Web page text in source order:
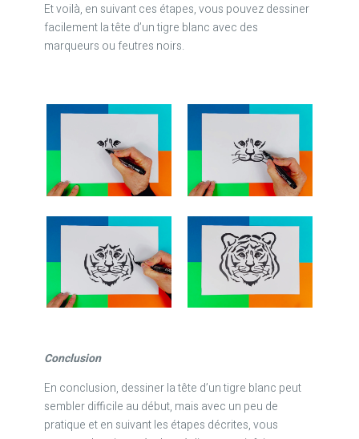
Et voilà, en suivant ces étapes, vous pouvez dessiner
facilement la tête d’un tigre blanc avec des
marqueurs ou feutres noirs.
Conclusion
En conclusion, dessiner la tête d’un tigre blanc peut
sembler difficile au début, mais avec un peu de
pratique et en suivant les étapes décrites, vous